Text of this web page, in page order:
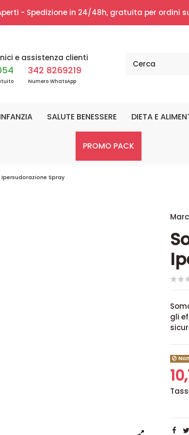
- Spedizione in 24/48h, gratuita per ordini
e assistenza clienti
342 8269219
Numero WhatsApp
SALUTE BENESSERE DIETA E
PROMO PACK
Spray
gli